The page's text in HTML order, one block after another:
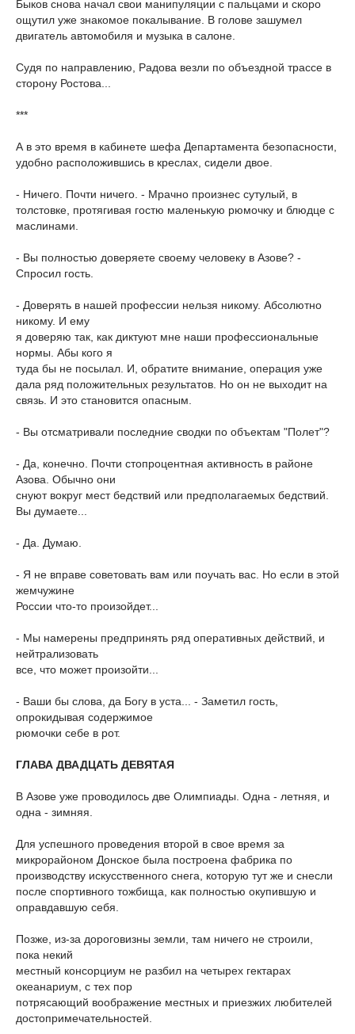
Быков снова начал свои манипуляции с пальцами и скоро
ощутил уже знакомое покалывание. В голове зашумел
двигатель автомобиля и музыка в салоне.
Судя по направлению, Радова везли по объездной трассе в
сторону Ростова...
***
А в это время в кабинете шефа Департамента безопасности,
удобно расположившись в креслах, сидели двое.
- Ничего. Почти ничего. - Мрачно произнес сутулый, в
толстовке, протягивая гостю маленькую рюмочку и блюдце с
маслинами.
- Вы полностью доверяете своему человеку в Азове? -
Спросил гость.
- Доверять в нашей профессии нельзя никому. Абсолютно
никому. И ему
я доверяю так, как диктуют мне наши профессиональные
нормы. Абы кого я
туда бы не посылал. И, обратите внимание, операция уже
дала ряд положительных результатов. Но он не выходит на
связь. И это становится опасным.
- Вы отсматривали последние сводки по объектам "Полет"?
- Да, конечно. Почти стопроцентная активность в районе
Азова. Обычно они
снуют вокруг мест бедствий или предполагаемых бедствий.
Вы думаете...
- Да. Думаю.
- Я не вправе советовать вам или поучать вас. Но если в этой
жемчужине
России что-то произойдет...
- Мы намерены предпринять ряд оперативных действий, и
нейтрализовать
все, что может произойти...
- Ваши бы слова, да Богу в уста... - Заметил гость,
опрокидывая содержимое
рюмочки себе в рот.
ГЛАВА ДВАДЦАТЬ ДЕВЯТАЯ
В Азове уже проводилось две Олимпиады. Одна - летняя, и
одна - зимняя.
Для успешного проведения второй в свое время за
микрорайоном Донское была построена фабрика по
производству искусственного снега, которую тут же и снесли
после спортивного тожбища, как полностью окупившую и
оправдавшую себя.
Позже, из-за дороговизны земли, там ничего не строили,
пока некий
местный консорциум не разбил на четырех гектарах
океанариум, с тех пор
потрясающий воображение местных и приезжих любителей
достопримечательностей.